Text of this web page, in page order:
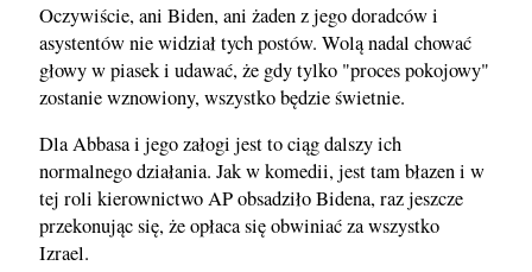
Oczywiście, ani Biden, ani żaden z jego doradców i
asystentów nie widział tych postów. Wolą nadal chować
głowy w piasek i udawać, że gdy tylko "proces pokojowy"
zostanie wznowiony, wszystko będzie świetnie.
Dla Abbasa i jego załogi jest to ciąg dalszy ich
normalnego działania. Jak w komedii, jest tam błazen i w
tej roli kierownictwo AP obsadziło Bidena, raz jeszcze
przekonując się, że opłaca się obwiniać za wszystko
Izrael.